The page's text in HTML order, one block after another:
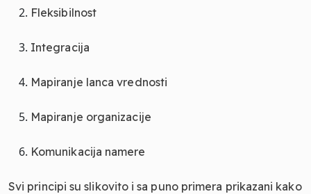
Fleksibilnost
Integracija
Mapiranje lanca vrednosti
Mapiranje organizacije
Komunikacija namere
Svi principi su slikovito i sa puno primera prikazani kako